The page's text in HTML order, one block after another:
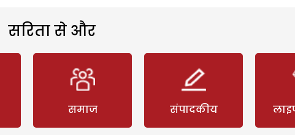
सरिता से और
समाज संपादकीय